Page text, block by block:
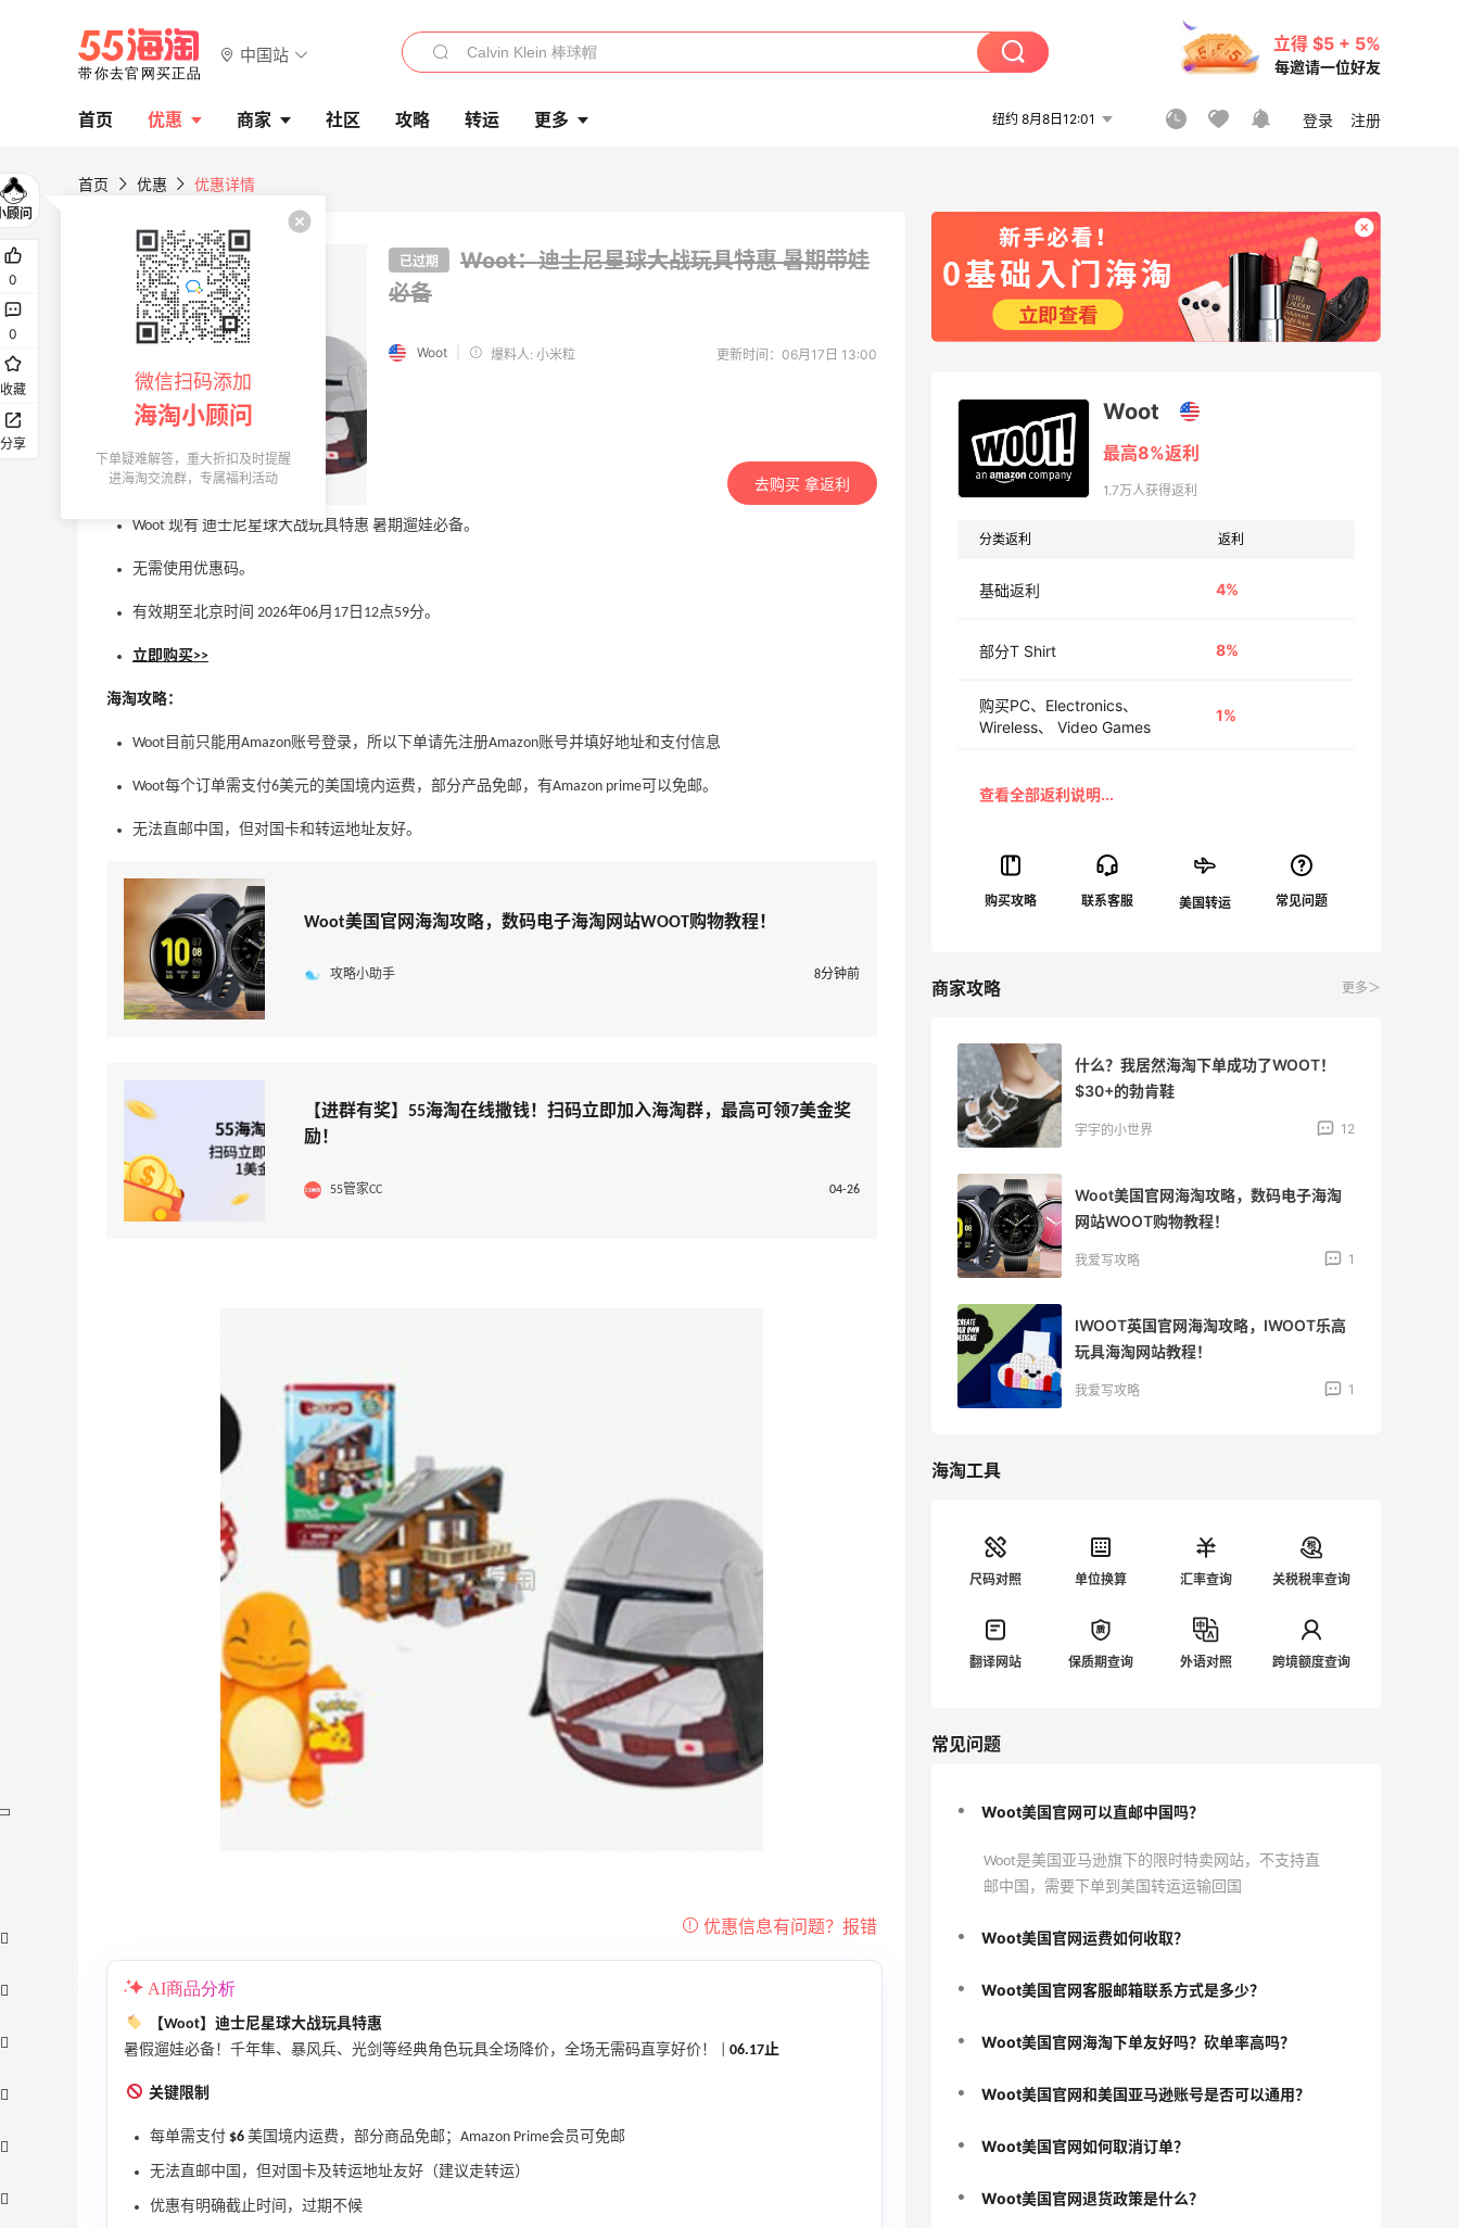
中国站
立得 $5 + 5%
每邀请一位好友
首页 优惠 商家 社区 攻略 转运 更多 纽约 8月8日12:01 登录 注册
首页 优惠 优惠详情
已过期 Woot：迪士尼星球大战玩具特惠暑期带娃
必备
Woot 爆料人: 小米粒 更新时间：06月17日 13:00
去购买 拿返利
Woot 现有 迪士尼星球大战玩具特惠 暑期遛娃必备。
无需使用优惠码。
有效期至北京时间 2026年06月17日12点59分。
立即购买>>
海淘攻略：
Woot目前只能用Amazon账号登录，所以下单请先注册Amazon账号并填好地址和支付信息
Woot每个订单需支付6美元的美国境内运费，部分产品免邮，有Amazon prime可以免邮。
无法直邮中国，但对国卡和转运地址友好。
Woot美国官网海淘攻略，数码电子海淘网站WOOT购物教程！
攻略小助手 8分钟前
【进群有奖】55海淘在线撒钱！扫码立即加入海淘群，最高可领7美金奖
励！
55管家CC 04-26
AI商品分析
【Woot】迪士尼星球大战玩具特惠
暑假遛娃必备！千年隼、暴风兵、光剑等经典角色玩具全场降价，全场无需码直享好价！ | 06.17止
关键限制
每单需支付 $6 美国境内运费，部分商品免邮；Amazon Prime会员可免邮
无法直邮中国，但对国卡及转运地址友好（建议走转运）
优惠有明确截止时间，过期不候
Woot
最高8%返利
1.7万人获得返利
分类返利 返利
基础返利 4%
部分T Shirt 8%
购买PC、Electronics、
Wireless、 Video Games
1%
美国转运
商家攻略 更多＞
Woot美国官网海淘攻略，数码电子海淘
什么？我居然海淘下单成功了WOOT！
$30+的勃肯鞋
宇宇的小世界 12
Woot美国官网海淘攻略，数码电子海淘
网站WOOT购物教程！
我爱写攻略 1
IWOOT英国官网海淘攻略，IWOOT乐高
玩具海淘网站教程！
我爱写攻略 1
海淘工具
尺码对照 单位换算 汇率查询 关税税率查询
翻译网站 保质期查询 外语对照 跨境额度查询
常见问题
Woot美国官网可以直邮中国吗？
Woot是美国亚马逊旗下的限时特卖网站，不支持直
邮中国，需要下单到美国转运运输回国
Woot美国官网运费如何收取？
Woot美国官网客服邮箱联系方式是多少？
Woot美国官网海淘下单友好吗？砍单率高吗？
Woot美国官网和美国亚马逊账号是否可以通用？
Woot美国官网如何取消订单？
Woot美国官网退货政策是什么？
0
0
收藏
分享
微信扫码添加
海淘小顾问
下单疑难解答，重大折扣及时提醒
进海淘交流群，专属福利活动